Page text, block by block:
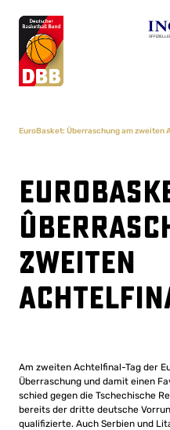
EuroBasket: Überraschung am zweiten
zweiten
Am zweiten Achtelfinal-Tag der
Überraschung und damit einen
schied gegen die Tschechische
bereits der dritte deutsche
qualifizierte. Auch Serbien und